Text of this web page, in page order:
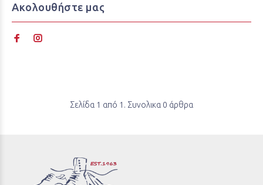
Ακολουθήστε μας
Σελίδα 1 από 1. Συνολικα 0 άρθρα